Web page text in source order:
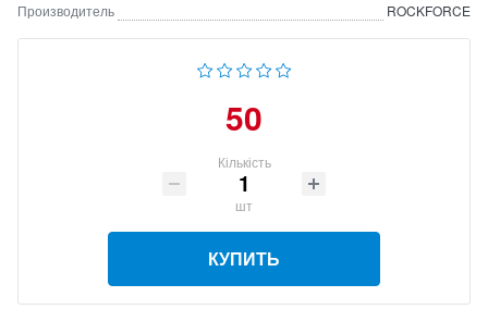
Производитель
ROCKFORCE
50
Кількість
шт
КУПИТЬ